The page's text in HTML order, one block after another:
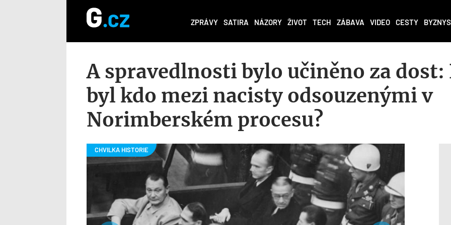
ZPRÁVY SATIRA NÁZORY ŽIVOT TECH ZÁBAVA VIDEO CESTY BYZNYS
A spravedlnosti bylo učiněno za dost:
byl kdo mezi nacisty odsouzenými v
Norimberském procesu?